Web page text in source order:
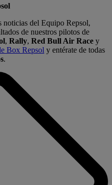
noticias del Equipo Repsol,
de nuestros pilotos de
, Rally, Red Bull Air Race y
Box Repsol y entérate de todas
.